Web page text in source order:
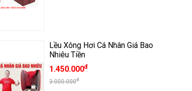
Lều Xông Hơi Cá Nhân Giá Bao
Nhiêu Tiền
1.450.000đ
3.000.000đ